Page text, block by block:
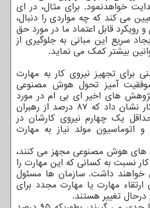
خواهدنمود. برای مثال، در ای
می کند که چه مواردی را دنبال،
و رویکرد قابل اعتماد ما در مورد حق
سریع این مبانی به جلوگیری از
بیشتر کمک می نماید.
برای تجهیز نیروی کار به مهارت
آمیز تحول هوش مصنوعی
های اخیر ای بی ام در مورد
هوش مصنوعی در محل کار نشان داد که ۸۷ درصد از رهبران
یک چهارم نیروی کارشان در
مولد نیاز به مهارت
های هوش مصنوعی مجهز می کنند،
کار نسبت به کسانی که این مهارت را
خواهند داشت. سازمان ها مسئول
مهارت یا مهارت مجدد برای
تغییر هستند.